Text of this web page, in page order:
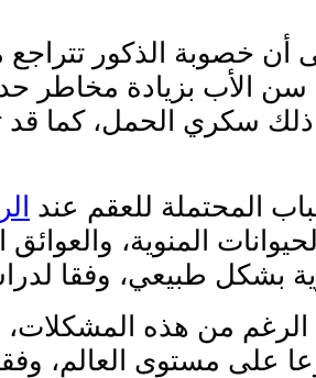
أن خصوبة الذكور تتراجع
سن الأب بزيادة مخاطر
ذلك سكري الحمل، كما
المحتملة للعقم عند
المنوية،
من هذه المشكلات،
على مستوى العالم، وفقا